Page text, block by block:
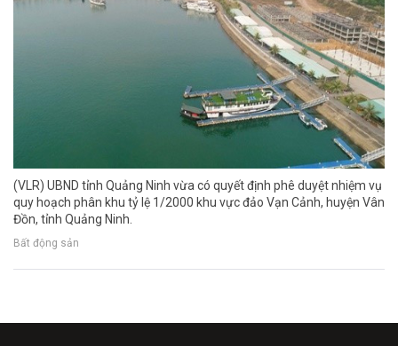
(VLR) UBND tỉnh Quảng Ninh vừa có quyết định phê duyệt nhiệm vụ
quy hoạch phân khu tỷ lệ 1/2000 khu vực đảo Vạn Cảnh, huyện Vân
Đồn, tỉnh Quảng Ninh.
Bất động sản